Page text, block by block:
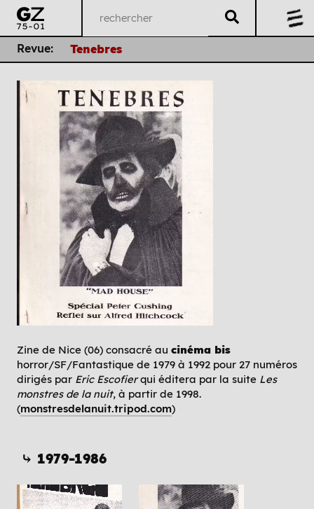
Revue: Tenebres
Zine de Nice (06) consacré au cinéma bis
horror/SF/Fantastique de 1979 à 1992 pour 27 numéros
dirigés par Eric Escofierqui éditera par la suite Les
monstres de la nuit, à partir de 1998.
(monstresdelanuit.tripod.com)
⤷ 1979-1986